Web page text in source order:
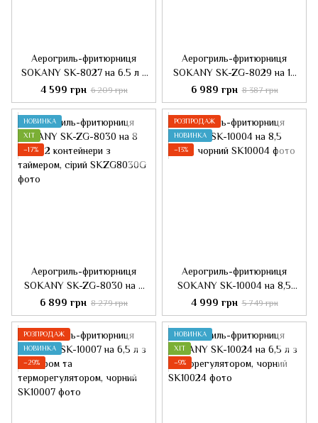
Аерогриль-фритюрниця
SOKANY SK-8027 на 6.5 л з
терморегулятором, чорний
4 599 грн 6 209 грн
Аерогриль-фритюрниця
SOKANY SK-ZG-8029 на 12
літрів, чорний
6 989 грн 8 387 грн
НОВИНКА
ХІТ
−17%
Аерогриль-фритюрниця
SOKANY SK-ZG-8030 на 8
літрів 2 контейнери з
таймером, сірий
6 899 грн 8 279 грн
РОЗПРОДАЖ
НОВИНКА
−13%
Аерогриль-фритюрниця
SOKANY SK-10004 на 8,5
літрів, чорний
4 999 грн 5 749 грн
РОЗПРОДАЖ
НОВИНКА
−29%
НОВИНКА
ХІТ
−9%